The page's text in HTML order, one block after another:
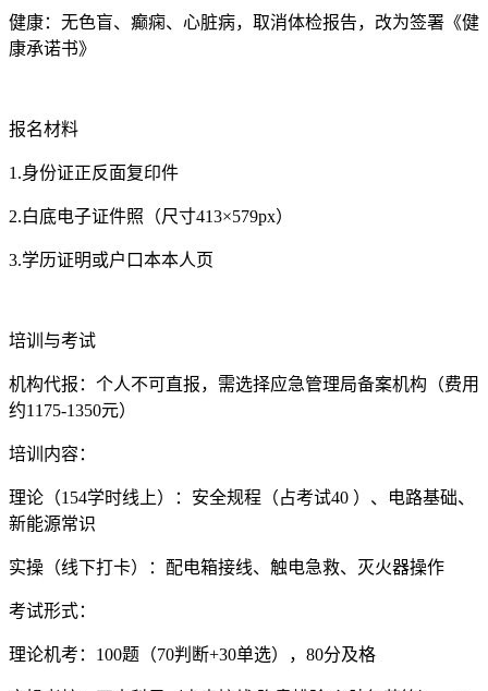
健康：无色盲、癫痫、心脏病，取消体检报告，改为签署《健
康承诺书》
报名材料
1.身份证正反面复印件
2.白底电子证件照（尺寸413×579px）
3.学历证明或户口本本人页
培训与考试
机构代报：个人不可直报，需选择应急管理局备案机构（费用
约1175-1350元）
培训内容：
理论（154学时线上）：安全规程（占考试40 ）、电路基础、
新能源常识
实操（线下打卡）：配电箱接线、触电急救、灭火器操作
考试形式：
理论机考：100题（70判断+30单选），80分及格